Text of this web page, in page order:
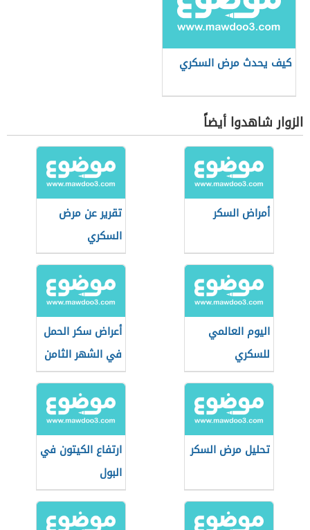
كيف يحدث مرض السكري
الزوار شاهدوا أيضاً
أمراض السكر
تقرير عن مرض
السكري
اليوم العالمي
للسكري
أعراض سكر الحمل
في الشهر الثامن
تحليل مرض السكر
ارتفاع الكيتون في
البول